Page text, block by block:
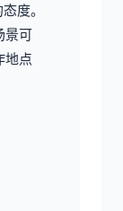
度。
景可
地点